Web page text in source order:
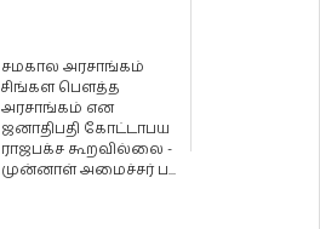
சமகால அரசாங்கம்
சிங்கள பௌத்த
அரசாங்கம் என
ஜனாதிபதி கோட்டாபய
ராஜபக்ச கூறவில்லை -
முன்னாள் அமைச்சர் ப...